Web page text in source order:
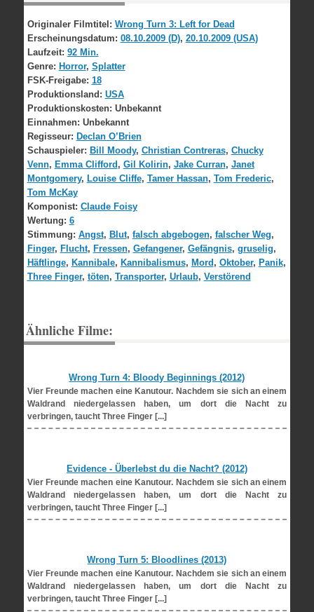
Originaler Filmtitel: Wrong Turn 3: Left for Dead
Erscheinungsdatum: 08.10.2009 (D), 20.10.2009 (USA)
Laufzeit: 92 Min.
Genre: Horror, Splatter
FSK-Freigabe: 18
Produktionsland: USA
Produktionskosten: Unbekannt
Einnahmen: Unbekannt
Regisseur: Declan O’Brien
Schauspieler: Bill Moody, Christian Contreras, Chucky
Venn, Emma Clifford, Gil Kolirin, Jake Curran, Janet
Montgomery, Louise Cliffe, Tamer Hassan, Tom Frederic,
Tom McKay
Komponist: Claude Foisy
Wertung: 6
Stimmung: Angst, Blut, falsch abgebogen, falscher Weg,
Finger, Flucht, Fressen, Gefangener, Gefängnis, gruselig,
Häftlinge, Kannibale, Kannibalismus, Mord, Oktober, Panik,
Three Finger, töten, Transporter, Urlaub, Verstörend
Ähnliche Filme:
Wrong Turn 4: Bloody Beginnings (2012)
Vier Freunde machen eine Kanutour. Nachdem sie sich an einem
Waldrand niedergelassen haben, um dort die Nacht zu
verbringen, taucht Three Finger [...]
Evidence - Überlebst du die Nacht? (2012)
Vier Freunde machen eine Kanutour. Nachdem sie sich an einem
Waldrand niedergelassen haben, um dort die Nacht zu
verbringen, taucht Three Finger [...]
Wrong Turn 5: Bloodlines (2013)
Vier Freunde machen eine Kanutour. Nachdem sie sich an einem
Waldrand niedergelassen haben, um dort die Nacht zu
verbringen, taucht Three Finger [...]